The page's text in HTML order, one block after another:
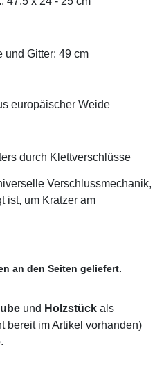
und Gitter: 49 cm
europäischer Weide
durch Klettverschlüsse
Verschlussmechanik,
ist, um Kratzer am
an den Seiten geliefert.
und Holzstück als
bereit im Artikel vorhanden)